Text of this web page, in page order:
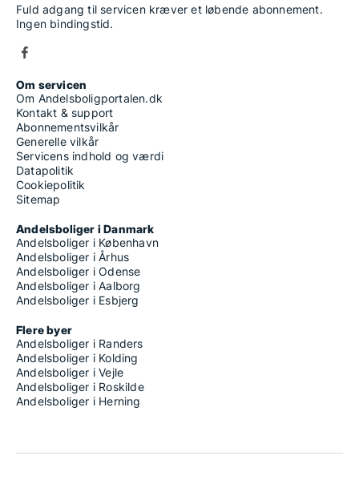
Fuld adgang til servicen kræver et løbende abonnement.
Ingen bindingstid.
Om servicen
Om Andelsboligportalen.dk
Kontakt & support
Abonnementsvilkår
Generelle vilkår
Servicens indhold og værdi
Datapolitik
Cookiepolitik
Sitemap
Andelsboliger i Danmark
Andelsboliger i København
Andelsboliger i Århus
Andelsboliger i Odense
Andelsboliger i Aalborg
Andelsboliger i Esbjerg
Flere byer
Andelsboliger i Randers
Andelsboliger i Kolding
Andelsboliger i Vejle
Andelsboliger i Roskilde
Andelsboliger i Herning